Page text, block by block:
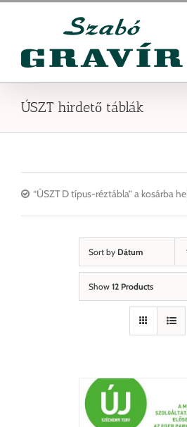
Kihagyás
ÚSZT hirdető táblák
“ÚSZT D típus-réztábla” a kosárba
Sort by Dátum
Show 12 Products